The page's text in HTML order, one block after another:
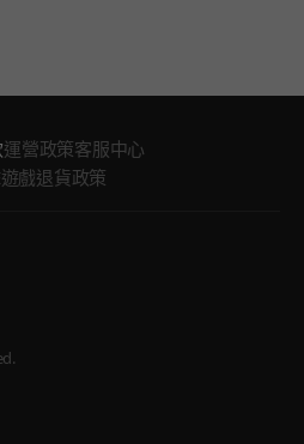
運營政策客服中心
遊戲退貨政策